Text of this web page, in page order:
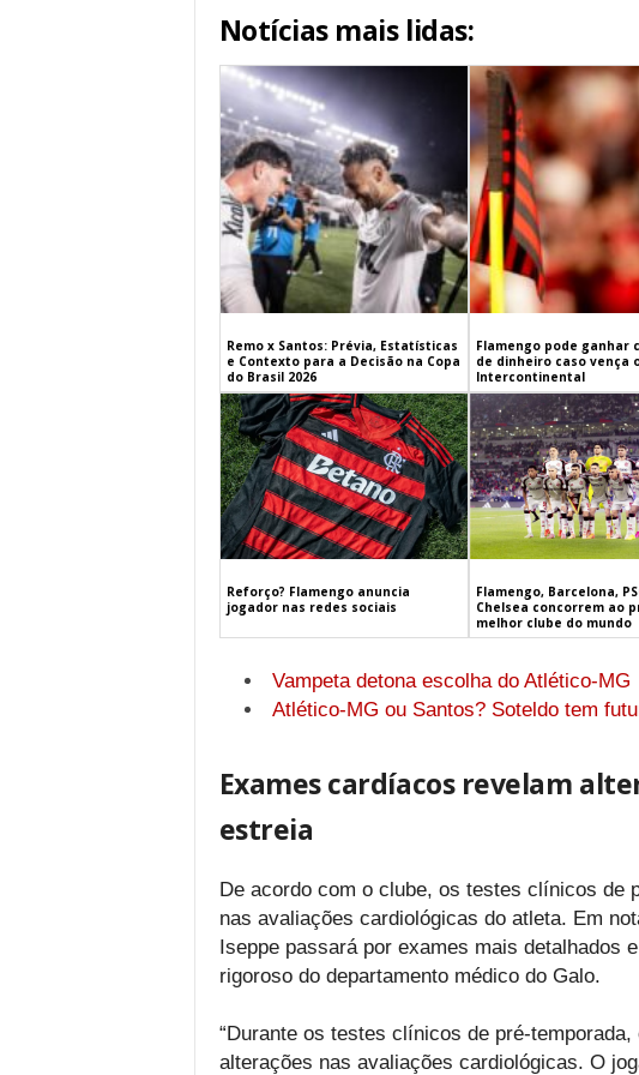
Notícias mais lidas:
Remo x Santos: Prévia, Estatísticas
e Contexto para a Decisão na Copa
do Brasil 2026
Flamengo pode ganhar
de dinheiro caso vença
Intercontinental
Reforço? Flamengo anuncia
jogador nas redes sociais
Flamengo, Barcelona,
Chelsea concorrem ao
melhor clube do mundo
Vampeta detona escolha do Atlético-MG
Atlético-MG ou Santos? Soteldo tem
Exames cardíacos revelam
estreia
De acordo com o clube, os testes clínicos de
nas avaliações cardiológicas do atleta. Em
Iseppe passará por exames mais detalhados
rigoroso do departamento médico do Galo.
“Durante os testes clínicos de pré-
alterações nas avaliações cardiológicas. O